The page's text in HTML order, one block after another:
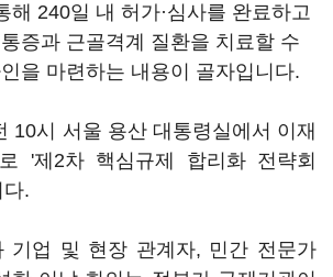
해 240일 내 허가·심사를 완료하고
증과 근골격계 질환을 치료할 수
을 마련하는 내용이 골자입니다.
10시 서울 용산 대통령실에서 이재
'제2차 핵심규제 합리화 전략회
.
기업 및 현장 관계자, 민간 전문가